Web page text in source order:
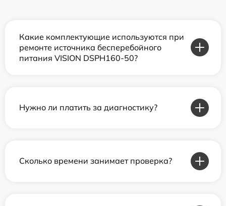
Какие комплектующие используются при
ремонте источника бесперебойного
питания VISION DSPH160-50?
Нужно ли платить за диагностику?
Сколько времени занимает проверка?